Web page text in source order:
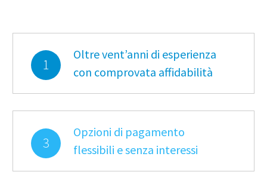
1
Oltre vent’anni di esperienza
con comprovata affidabilità
3
Opzioni di pagamento
flessibili e senza interessi